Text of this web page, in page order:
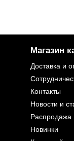
Магазин
Доставка и
Контакты
Новости и
Распродажа
Новинки